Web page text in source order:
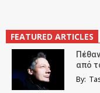
FEATURED ARTICLES
από
By: